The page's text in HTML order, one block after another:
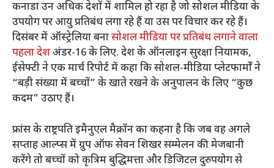
कनाडा उन अधिक देशों में शामिल हो रहा है जो सोशल मीडिया के
उपयोग पर आयु प्रतिबंध लगा रहे हैं या उस पर विचार कर रहे हैं।
दिसंबर में ऑस्ट्रेलिया बनासोशल मीडिया पर प्रतिबंध लगाने वाला
पहला देशअंडर-16 के लिए. देश के ऑनलाइन सुरक्षा नियामक,
ईसेफ्टी ने एक मार्च रिपोर्ट में कहा कि सोशल-मीडिया प्लेटफार्मों ने
“बड़ी संख्या में बच्चों” के खाते रखने के अनुपालन के लिए “कुछ
कदम” उठाए हैं।
फ्रांस के राष्ट्रपति इमैनुएल मैक्रॉन का कहना है कि जब वह अगले
सप्ताह आल्प्स में ग्रुप ऑफ सेवन शिखर सम्मेलन की मेजबानी
करेंगे तो बच्चों को कृत्रिम बुद्धिमत्ता और डिजिटल दुरुपयोग से